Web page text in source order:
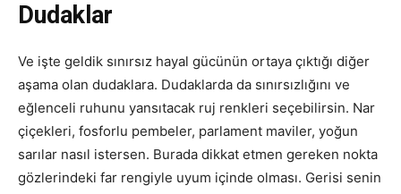
Dudaklar
Ve işte geldik sınırsız hayal gücünün ortaya çıktığı diğer
aşama olan dudaklara. Dudaklarda da sınırsızlığını ve
eğlenceli ruhunu yansıtacak ruj renkleri seçebilirsin. Nar
çiçekleri, fosforlu pembeler, parlament maviler, yoğun
sarılar nasıl istersen. Burada dikkat etmen gereken nokta
gözlerindeki far rengiyle uyum içinde olması. Gerisi senin